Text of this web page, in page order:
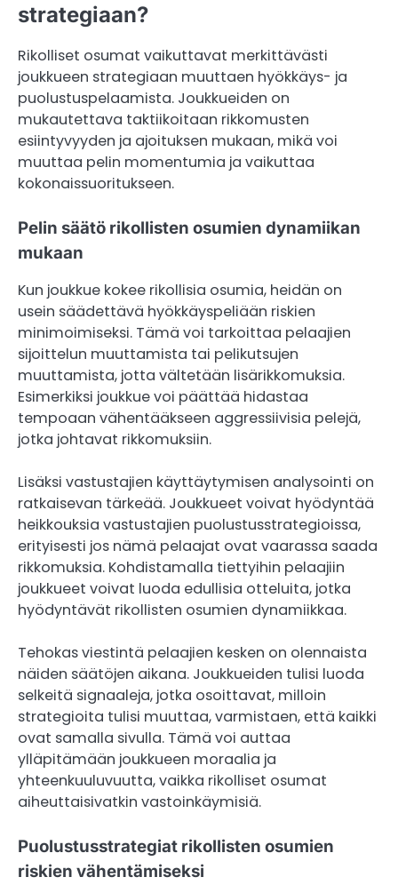
strategiaan?
Rikolliset osumat vaikuttavat merkittävästi
joukkueen strategiaan muuttaen hyökkäys- ja
puolustuspelaamista. Joukkueiden on
mukautettava taktiikoitaan rikkomusten
esiintyvyyden ja ajoituksen mukaan, mikä voi
muuttaa pelin momentumia ja vaikuttaa
kokonaissuoritukseen.
Pelin säätö rikollisten osumien dynamiikan
mukaan
Kun joukkue kokee rikollisia osumia, heidän on
usein säädettävä hyökkäyspeliään riskien
minimoimiseksi. Tämä voi tarkoittaa pelaajien
sijoittelun muuttamista tai pelikutsujen
muuttamista, jotta vältetään lisärikkomuksia.
Esimerkiksi joukkue voi päättää hidastaa
tempoaan vähentääkseen aggressiivisia pelejä,
jotka johtavat rikkomuksiin.
Lisäksi vastustajien käyttäytymisen analysointi on
ratkaisevan tärkeää. Joukkueet voivat hyödyntää
heikkouksia vastustajien puolustusstrategioissa,
erityisesti jos nämä pelaajat ovat vaarassa saada
rikkomuksia. Kohdistamalla tiettyihin pelaajiin
joukkueet voivat luoda edullisia otteluita, jotka
hyödyntävät rikollisten osumien dynamiikkaa.
Tehokas viestintä pelaajien kesken on olennaista
näiden säätöjen aikana. Joukkueiden tulisi luoda
selkeitä signaaleja, jotka osoittavat, milloin
strategioita tulisi muuttaa, varmistaen, että kaikki
ovat samalla sivulla. Tämä voi auttaa
ylläpitämään joukkueen moraalia ja
yhteenkuuluvuutta, vaikka rikolliset osumat
aiheuttaisivatkin vastoinkäymisiä.
Puolustusstrategiat rikollisten osumien
riskien vähentämiseksi